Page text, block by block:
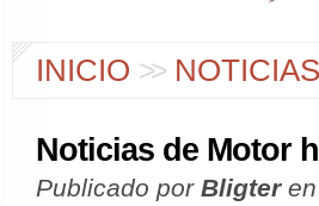
INICIO >> NOTICIAS
Noticias de Motor
Publicado por Bligteren